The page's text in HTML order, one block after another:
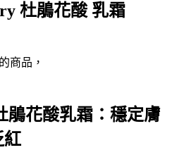
杜鵑花酸 乳霜
商品，
鵑花酸乳霜：穩定膚
紅